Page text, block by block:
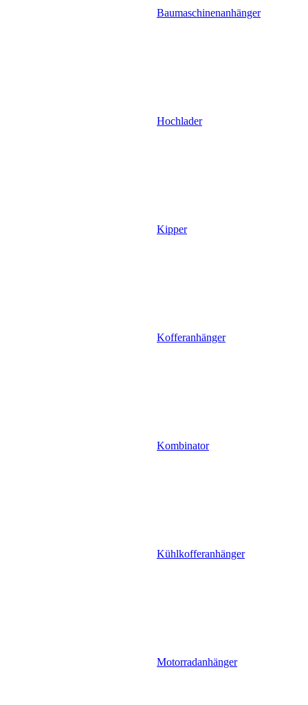
Baumaschinenanhänger
Hochlader
Kipper
Kofferanhänger
Kombinator
Kühlkofferanhänger
Motorradanhänger